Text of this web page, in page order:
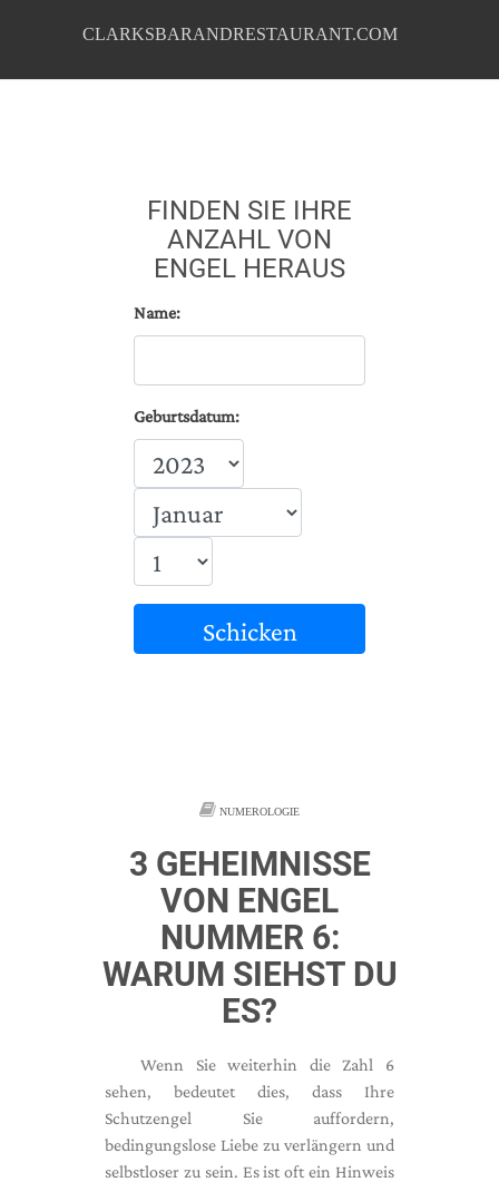
CLARKSBARANDRESTAURANT.COM
FINDEN SIE IHRE
ANZAHL VON
ENGEL HERAUS
Name:
Geburtsdatum:
Schicken
NUMEROLOGIE
3 GEHEIMNISSE
VON ENGEL
NUMMER 6:
WARUM SIEHST DU
ES?
Wenn Sie weiterhin die Zahl 6
sehen, bedeutet dies, dass Ihre
Schutzengel Sie auffordern,
bedingungslose Liebe zu verlängern und
selbstloser zu sein. Es ist oft ein Hinweis